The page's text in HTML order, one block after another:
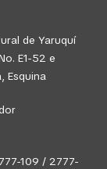
de Yaruquí
E1-52 e
Esquina
109 / 2777-